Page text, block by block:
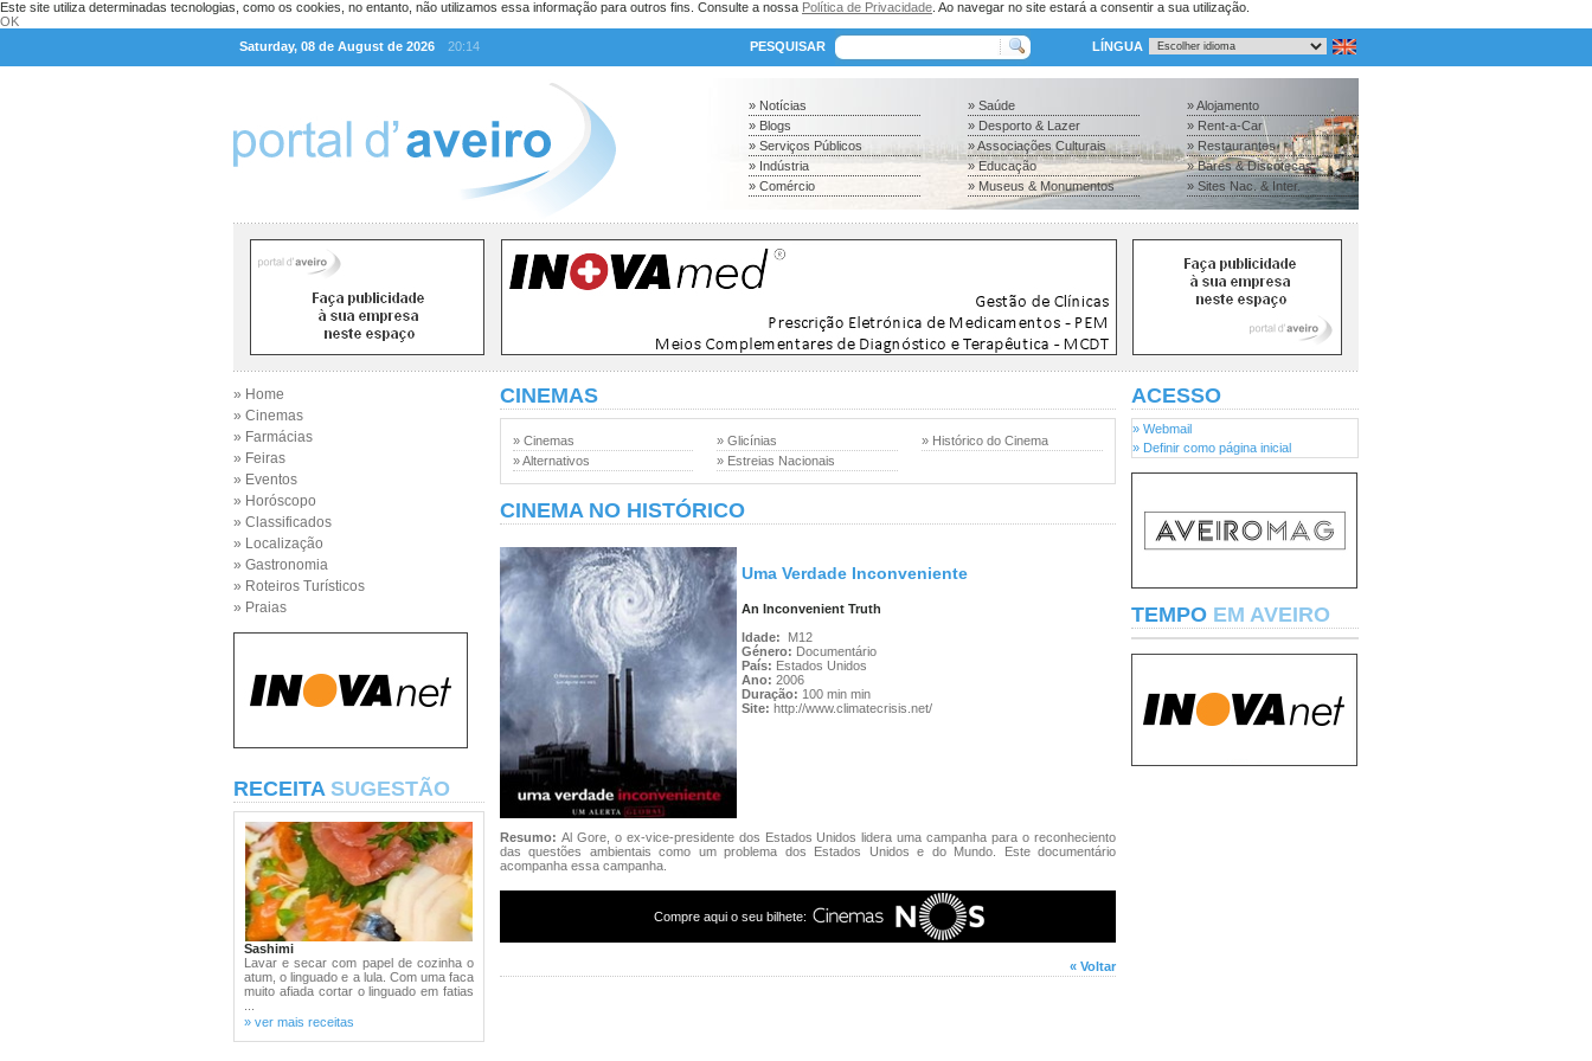
Este site utiliza determinadas tecnologias, como os cookies, no entanto, não utilizamos essa informação para outros fins. Consulte a nossa Política de Privacidade . Ao navegar no site estará a consentir a sua utilização.
OK
Saturday, 08 de August de 2026
20:14 PESQUISAR LÍNGUA
» Notícias
» Blogs
» Serviços Públicos
» Indústria
» Comércio
» Saúde
» Desporto & Lazer
» Associações Culturais
» Educação
» Museus & Monumentos
» Alojamento
» Rent-a-Car
» Restaurantes
» Bares & Discotecas
» Sites Nac. & Inter.
» Home
» Cinemas
» Farmácias
» Feiras
» Eventos
» Horóscopo
» Classificados
» Localização
» Gastronomia
» Roteiros Turísticos
» Praias
RECEITA SUGESTÃO
Sashimi
Lavar e secar com papel de cozinha o
atum, o linguado e a lula. Com uma faca
muito afiada cortar o linguado em fatias
» ver mais receitas
CINEMAS
» Cinemas
» Alternativos
» Glicínias
» Estreias Nacionais
» Histórico do Cinema
CINEMA NO HISTÓRICO
Uma Verdade Inconveniente
An Inconvenient Truth
Idade:
M12
Género: Documentário
País: Estados Unidos
Ano: 2006
Duração: 100 min min
Site: http://www.climatecrisis.net/
Resumo: Al Gore, o ex-vice-presidente dos Estados Unidos lidera uma campanha para o reconheciento
das questões ambientais como um problema dos Estados Unidos e do Mundo. Este documentário
acompanha essa campanha.
Compre aqui o seu bilhete:
« Voltar
ACESSO
» Webmail
» Definir como página inicial
TEMPO EM AVEIRO